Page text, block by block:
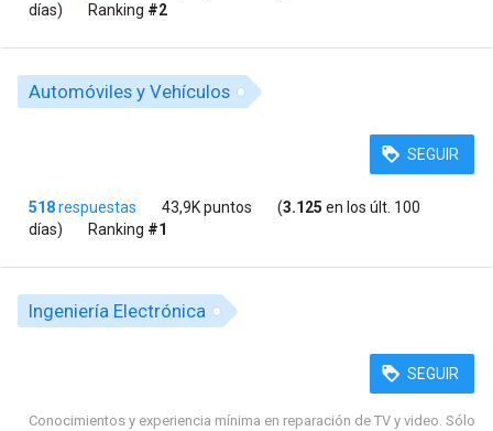
días)
Ranking #2
Automóviles y Vehículos
SEGUIR
518respuestas 43,9K puntos (3.125 en los últ. 100
días)
Ranking #1
Ingeniería Electrónica
SEGUIR
Conocimientos y experiencia mínima en reparación de TV y video. Sólo